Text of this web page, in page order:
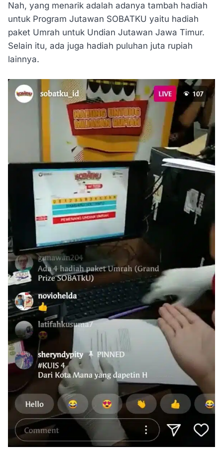
Nah, yang menarik adalah adanya tambah hadiah
untuk Program Jutawan SOBATKU yaitu hadiah
paket Umrah untuk Undian Jutawan Jawa Timur.
Selain itu, ada juga hadiah puluhan juta rupiah
lainnya.